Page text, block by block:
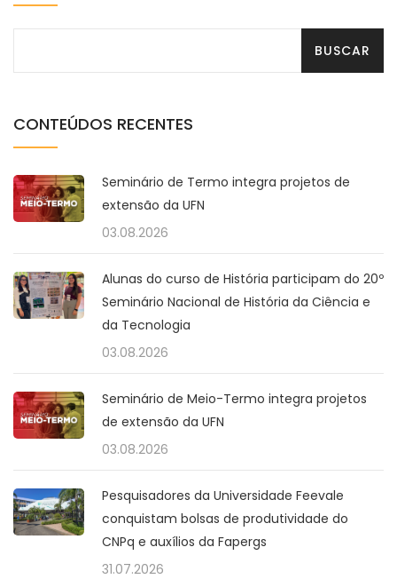
CONTEÚDOS RECENTES
Seminário de Termo integra projetos de
extensão da UFN
03.08.2026
Alunas do curso de História participam do 20º
Seminário Nacional de História da Ciência e
da Tecnologia
03.08.2026
Seminário de Meio-Termo integra projetos
de extensão da UFN
03.08.2026
Pesquisadores da Universidade Feevale
conquistam bolsas de produtividade do
CNPq e auxílios da Fapergs
31.07.2026